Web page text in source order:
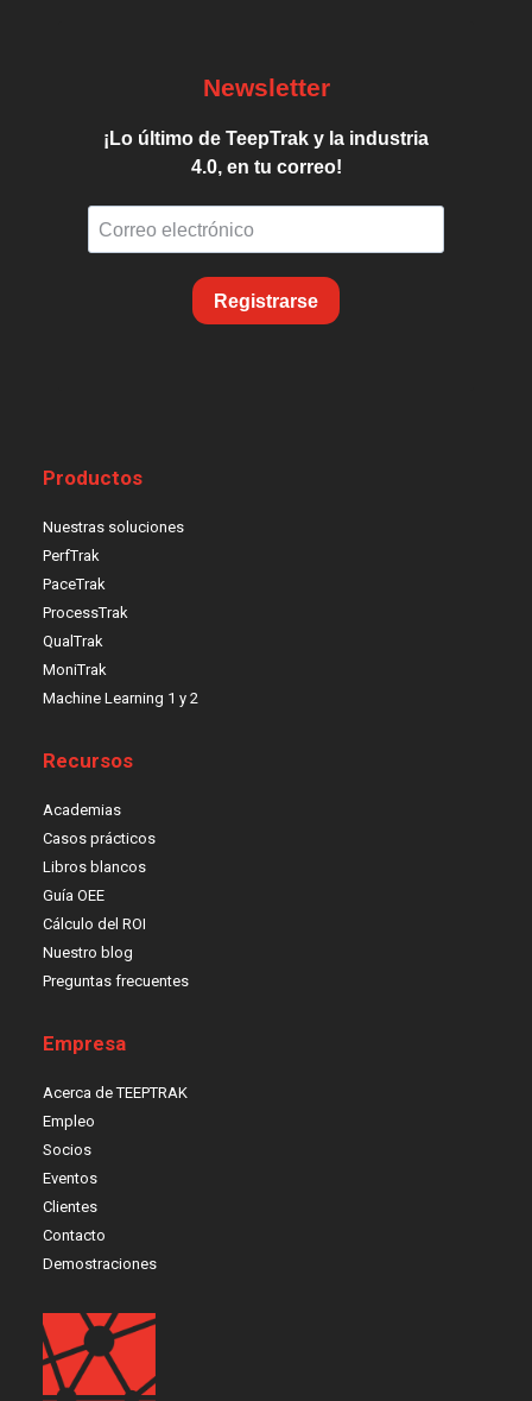
Newsletter
¡Lo último de TeepTrak y la industria
4.0, en tu correo!
Registrarse
Productos
Nuestras soluciones
PerfTrak
PaceTrak
ProcessTrak
QualTrak
MoniTrak
Machine Learning 1 y 2
Recursos
Academias
Casos prácticos
Libros blancos
Guía OEE
Cálculo del ROI
Nuestro blog
Preguntas frecuentes
Empresa
Acerca de TEEPTRAK
Empleo
Socios
Eventos
Clientes
Contacto
Demostraciones